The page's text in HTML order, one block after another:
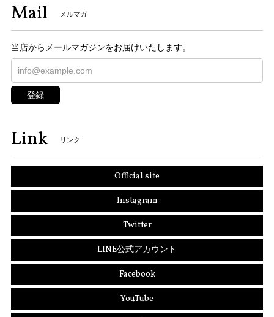
Mail メルマガ
当店からメールマガジンをお届けいたします。
登録
Link リンク
Official site
Instagram
Twitter
LINE公式アカウント
Facebook
YouTube